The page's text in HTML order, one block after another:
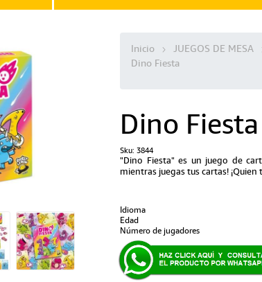
Inicio JUEGOS DE MESA
Dino Fiesta
Dino Fiesta
Sku: 3844
"Dino Fiesta" es un juego de
mientras juegas tus cartas!
Idioma
Edad
Número de jugadores